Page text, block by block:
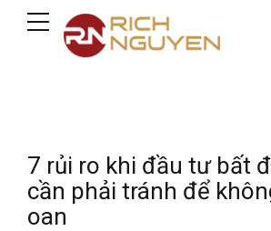
7 rủi ro khi đầu tư bất
cần phải tránh để
oan